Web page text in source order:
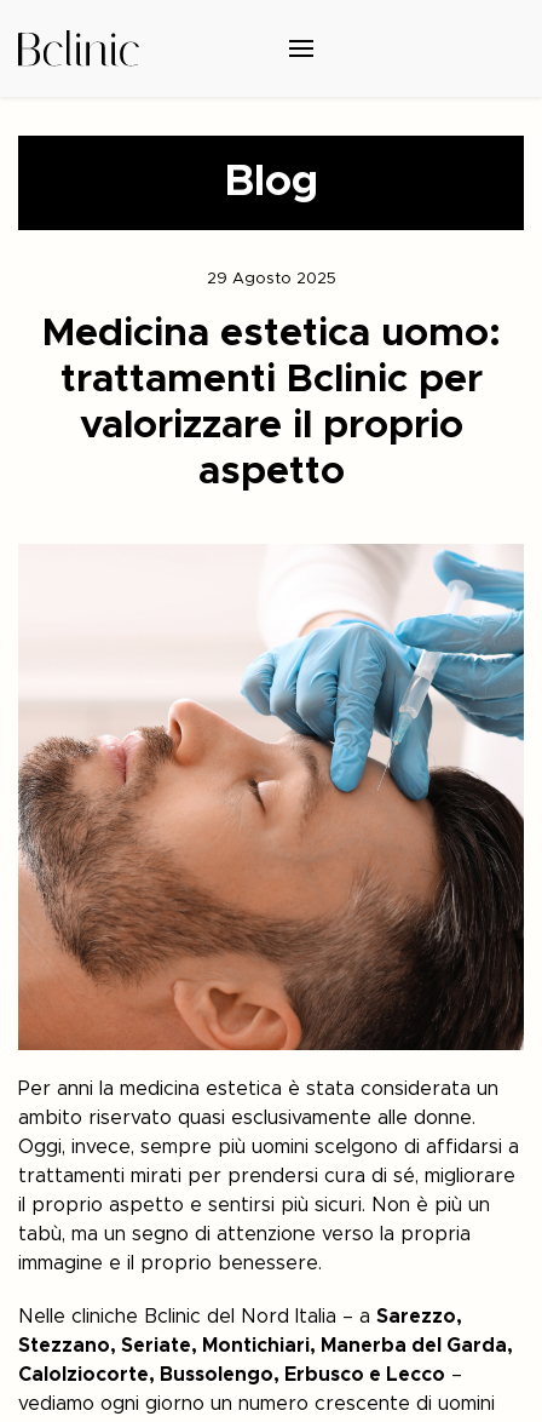
Blog
29 Agosto 2025
Medicina estetica uomo:
trattamenti Bclinic per
valorizzare il proprio
aspetto
Per anni la medicina estetica è stata considerata un
ambito riservato quasi esclusivamente alle donne.
Oggi, invece, sempre più uomini scelgono di affidarsi a
trattamenti mirati per prendersi cura di sé, migliorare
il proprio aspetto e sentirsi più sicuri. Non è più un
tabù, ma un segno di attenzione verso la propria
immagine e il proprio benessere.
Nelle cliniche Bclinic del Nord Italia – a Sarezzo,
Stezzano, Seriate, Montichiari, Manerba del Garda,
Calolziocorte, Bussolengo, Erbusco e Lecco –
vediamo ogni giorno un numero crescente di uomini